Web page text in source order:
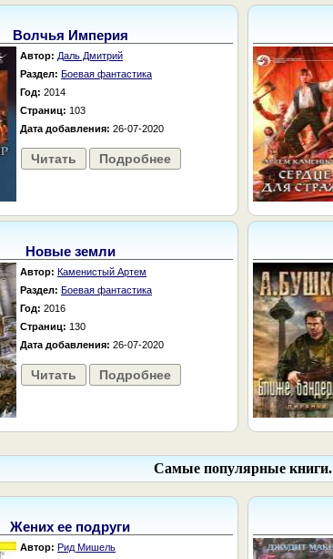
Волчья Империя
Автор: Даль Дмитрий
Раздел: Боевая фантастика
Год: 2014
Страниц: 103
Дата добавления: 26-07-2020
Читать Подробнее
Новые земли
Автор: Каменистый Артем
Раздел: Боевая фантастика
Год: 2016
Страниц: 130
Дата добавления: 26-07-2020
Читать Подробнее
Самые популярные книги.
Жених ее подруги
Автор: Рид Мишель